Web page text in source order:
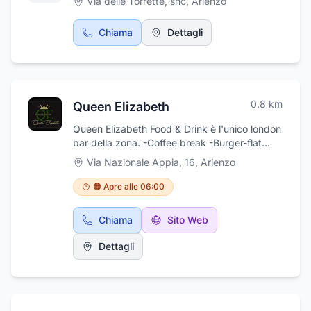
Chiama Dettagli
Queen Elizabeth 0.8 km
Queen Elizabeth Food & Drink è l'unico london
bar della zona. -Coffee break -Burger-flat
bread -Cocktail-wine -Fish & chip -Events -
Sala fumatori Locale con abbonamento sky
che trasmette sempre le partite, vienici a
trovare per gustare un panino con gli amici
mentre guardi la tua squadra.Queen Elizabeth
Food & Drink si trova ad Arienzo (CE).
Via Nazionale Appia, 16, Arienzo
🟠 Apre alle 06:00
Chiama Sito Web
Dettagli